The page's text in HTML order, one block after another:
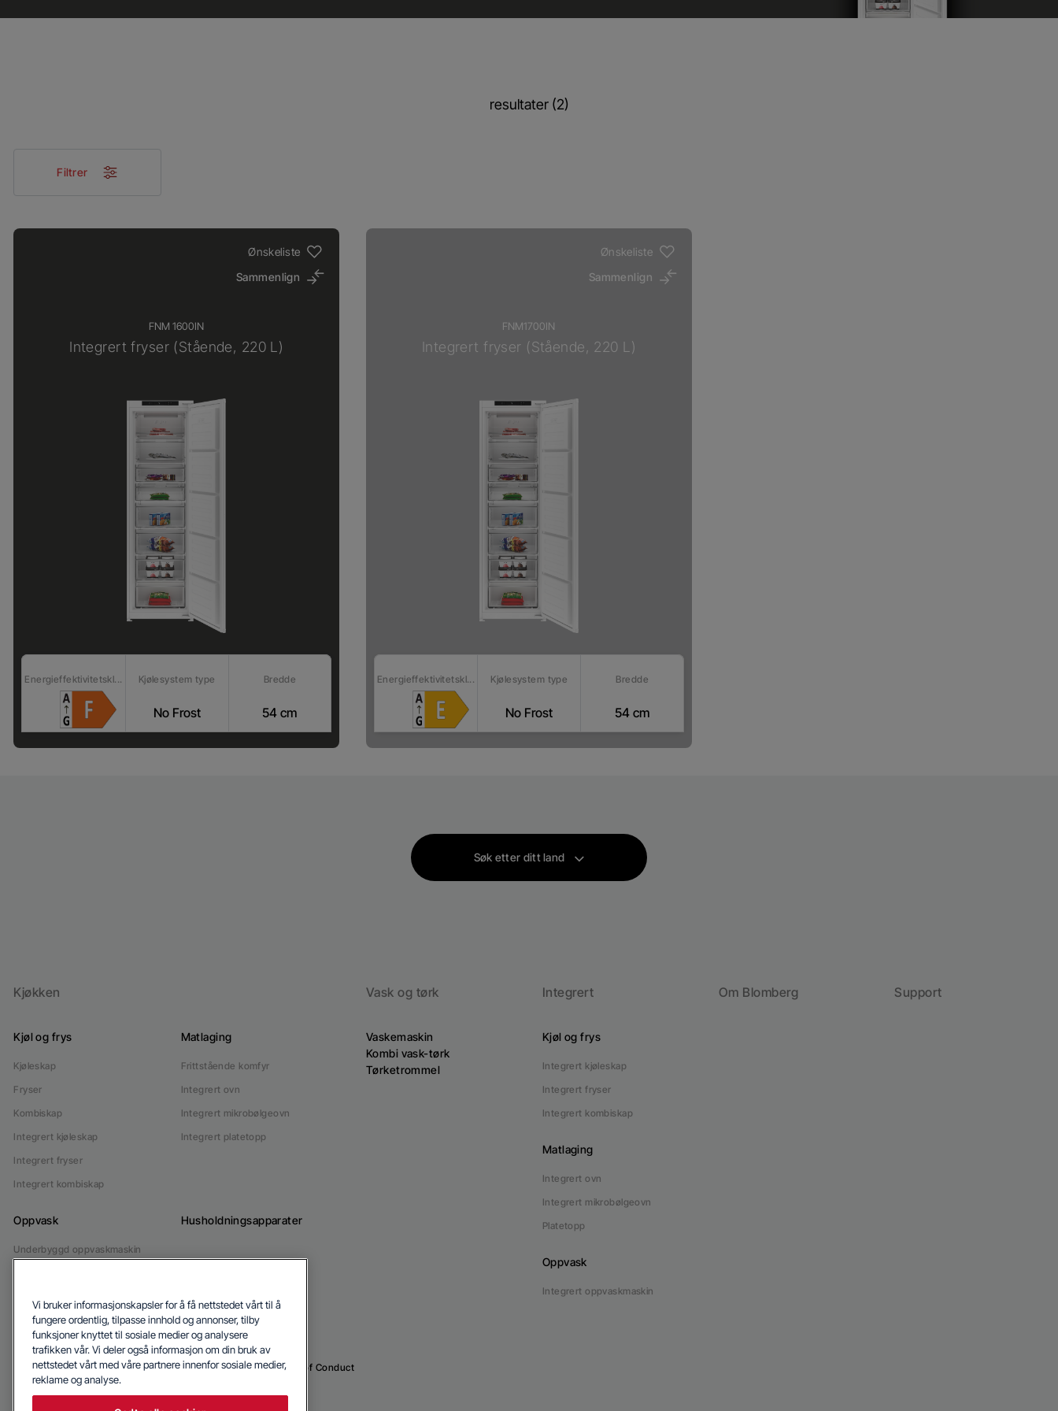
resultater (2)
Filtrer
Ønskeliste
Sammenlign
FNM 1600IN
Integrert fryser (Stående, 220 L)
Energieffektivitetskl... Kjølesystem type
No Frost
Bredde
54 cm
Ønskeliste
Sammenlign
FNM1700IN
Integrert fryser (Stående, 220 L)
Energieffektivitetskl... Kjølesystem type
No Frost
Bredde
54 cm
Søk etter ditt land
Kjøkken
Kjøl og frys
Kjøleskap
Fryser
Kombiskap
Integrert kjøleskap
Integrert fryser
Integrert kombiskap
Matlaging
Frittstående komfyr
Integrert ovn
Integrert mikrobølgeovn
Integrert platetopp
Oppvask
Underbyggd oppvaskmaskin
Husholdningsapparater
Vask og tørk
Vaskemaskin
Kombi vask-tørk
Tørketrommel
Integrert
Kjøl og frys
Integrert kjøleskap
Integrert fryser
Integrert kombiskap
Matlaging
Integrert ovn
Integrert mikrobølgeovn
Platetopp
Oppvask
Integrert oppvaskmaskin
Om Blomberg Support
© 2026 Blomberg Privacy Policy Cookie Policy Code of Conduct
Vi bruker informasjonskapsler for å få nettstedet vårt til å
fungere ordentlig, tilpasse innhold og annonser, tilby
funksjoner knyttet til sosiale medier og analysere
trafikken vår. Vi deler også informasjon om din bruk av
nettstedet vårt med våre partnere innenfor sosiale medier,
reklame og analyse.